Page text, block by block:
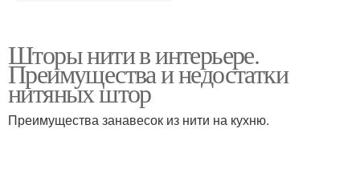
Шторы нити в интерьере.
Преимущества и недостатки
нитяных штор
Преимущества занавесок из нити на кухню.